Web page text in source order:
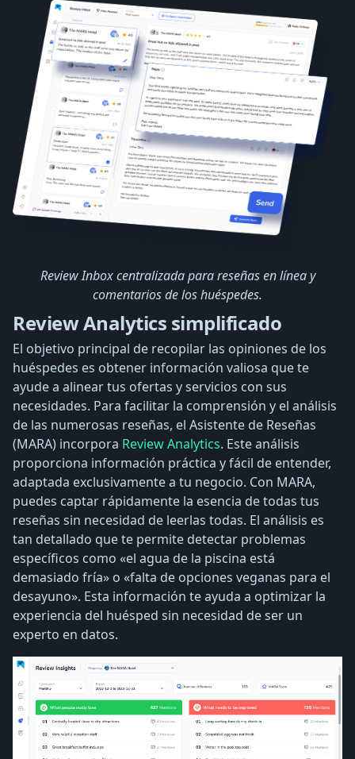
Review Inbox centralizada para reseñas en línea y
comentarios de los huéspedes.
Review Analytics simplificado
El objetivo principal de recopilar las opiniones de los
huéspedes es obtener información valiosa que te
ayude a alinear tus ofertas y servicios con sus
necesidades. Para facilitar la comprensión y el análisis
de las numerosas reseñas, el Asistente de Reseñas
(MARA) incorpora Review Analytics. Este análisis
proporciona información práctica y fácil de entender,
adaptada exclusivamente a tu negocio. Con MARA,
puedes captar rápidamente la esencia de todas tus
reseñas sin necesidad de leerlas todas. El análisis es
tan detallado que te permite detectar problemas
específicos como «el agua de la piscina está
demasiado fría» o «falta de opciones veganas para el
desayuno». Esta información te ayuda a optimizar la
experiencia del huésped sin necesidad de ser un
experto en datos.